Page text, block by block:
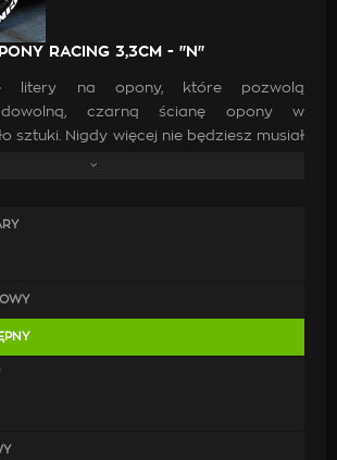
RACING 3,3CM - "N"
litery na opony, które pozwolą
dowolną, czarną ścianę opony w
sztuki. Nigdy więcej nie będziesz musiał
i markerami do opon. Twórz własne
rynku. One są po prostu wyjątkowe.
najlepsze rozwiązanie.